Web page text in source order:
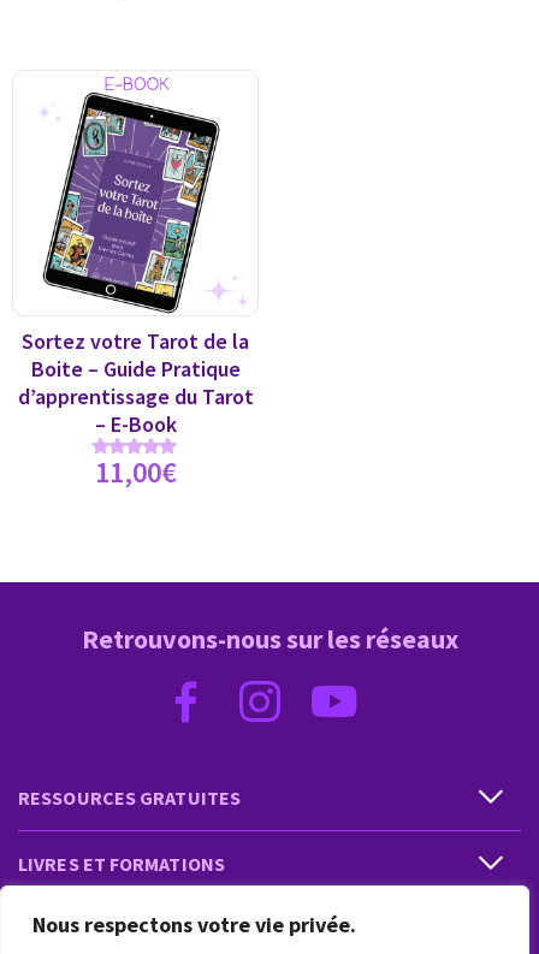
Nous respectons votre vie privée.
Sortez votre Tarot de la
Boite – Guide Pratique
d’apprentissage du Tarot
– E-Book
Note
5.00
11,00€
RESSOURCES GRATUITES
LIVRES ET FORMATIONS
PRESTATIONS ET PRODUITS
Retrouvons-nous sur les réseaux